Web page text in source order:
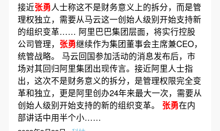
接近张勇人士称这不是财务意义上的拆分，而是管
理权独立，需要从马云这一创始人级别开始支持新
的组织变革…… 阿里巴巴集团层面，将实行控股
公司管理， 张勇继续作为集团董事会主席兼CEO，
统管战略。 马云回国参加活动的消息发布后，市
场对其回归阿里集团出现传言。接近阿里人士指
出，这次不是财务意义的拆分，是管理权限完全变
革和独立，更是阿里创办24年来最大一次，需要从
创始人级别开始支持的新的组织变革。 张勇在内
部讲话中用半个小……